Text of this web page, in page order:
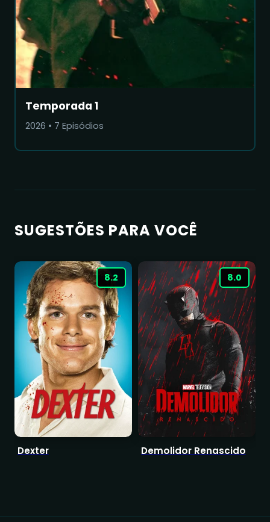
Temporada 1
2026 • 7 Episódios
SUGESTÕES PARA VOCÊ
8.2
Dexter
8.0
Demolidor Renascido